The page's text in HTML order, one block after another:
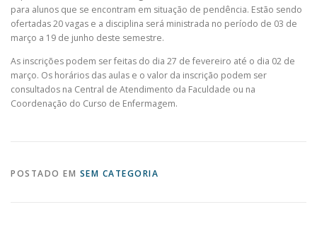
para alunos que se encontram em situação de pendência. Estão sendo
ofertadas 20 vagas e a disciplina será ministrada no período de 03 de
março a 19 de junho deste semestre.
As inscrições podem ser feitas do dia 27 de fevereiro até o dia 02 de
março. Os horários das aulas e o valor da inscrição podem ser
consultados na Central de Atendimento da Faculdade ou na
Coordenação do Curso de Enfermagem.
POSTADO EM SEM CATEGORIA